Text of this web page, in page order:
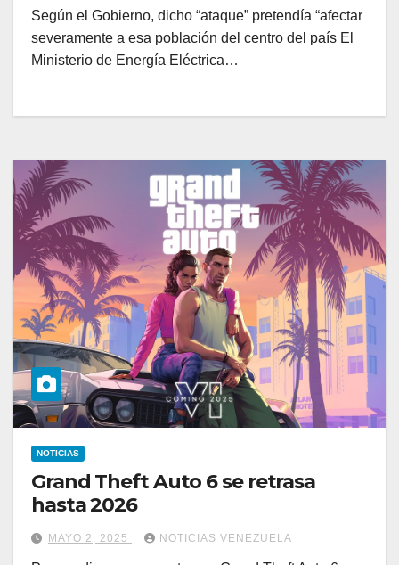
Según el Gobierno, dicho “ataque” pretendía “afectar
severamente a esa población del centro del país El
Ministerio de Energía Eléctrica…
NOTICIAS
Grand Theft Auto 6 se retrasa
hasta 2026
MAYO 2, 2025 NOTICIAS VENEZUELA